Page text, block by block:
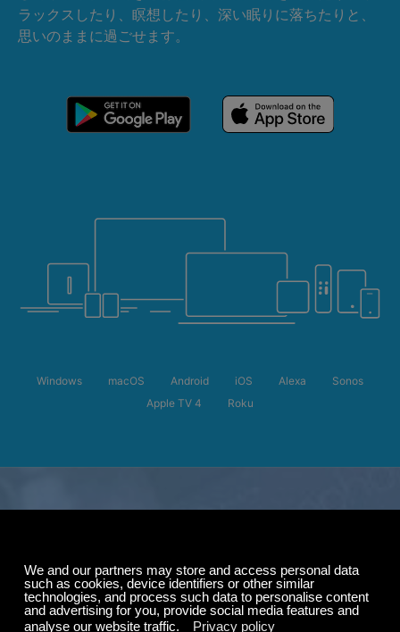
フ。
ラックスしたり、瞑想したり、深い眠りに落ちたりと、
思いのままに過ごせます。
Windows macOS Android iOS Alexa
Sonos
Apple TV 4
Roku